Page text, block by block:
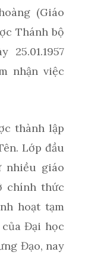
(Giáo
Thánh bộ
nhận việc
thành lập
Lớp đầu
nhiều giáo
chính thức
hoạt tạm
Đại học
Đạo, nay